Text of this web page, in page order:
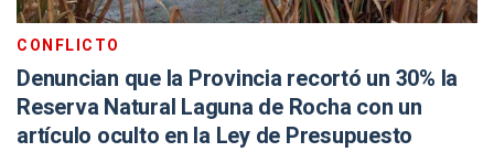
CONFLICTO
Denuncian que la Provincia recortó un 30% la
Reserva Natural Laguna de Rocha con un
artículo oculto en la Ley de Presupuesto